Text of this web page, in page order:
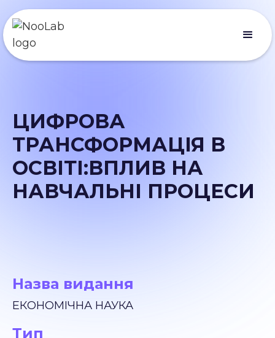
ЦИФРОВА
ТРАНСФОРМАЦІЯ В
ОСВІТІ:ВПЛИВ НА
НАВЧАЛЬНІ ПРОЦЕСИ
Назва видання
ЕКОНОМІЧНА НАУКА
Тип